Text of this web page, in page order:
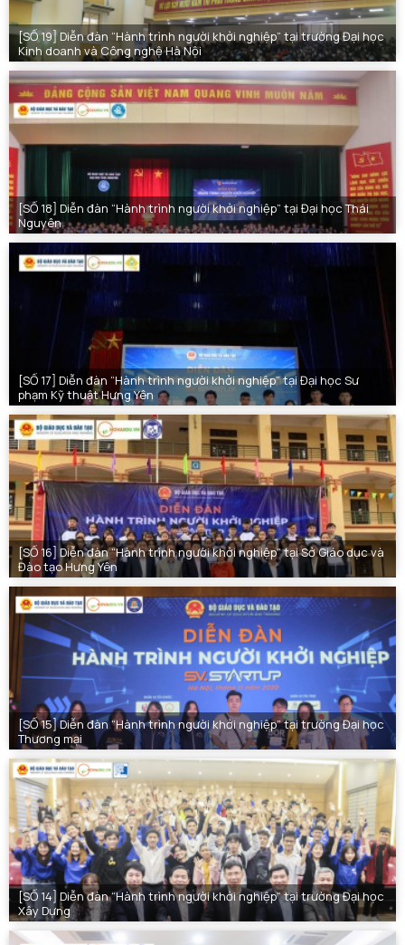
[SỐ 19] Diễn đàn “Hành trình người khởi nghiệp” tại trường Đại học
Kinh doanh và Công nghệ Hà Nội
[SỐ 18] Diễn đàn “Hành trình người khởi nghiệp” tại Đại học Thái
Nguyên
[SỐ 17] Diễn đàn “Hành trình người khởi nghiệp” tại Đại học Sư
phạm Kỹ thuật Hưng Yên
[SỐ 16] Diễn đàn “Hành trình người khởi nghiệp” tại Sở Giáo dục và
Đào tạo Hưng Yên
[SỐ 15] Diễn đàn “Hành trình người khởi nghiệp” tại trường Đại học
Thương mại
[SỐ 14] Diễn đàn “Hành trình người khởi nghiệp” tại trường Đại học
Xây Dựng